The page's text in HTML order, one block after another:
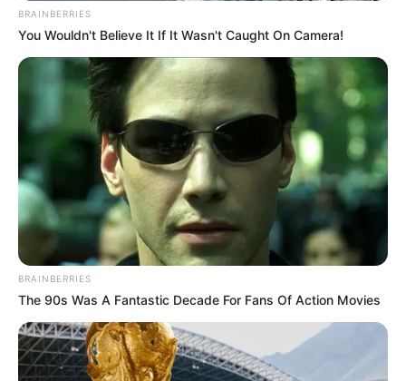
BRAINBERRIES
You Wouldn't Believe It If It Wasn't Caught On Camera!
BRAINBERRIES
The 90s Was A Fantastic Decade For Fans Of Action Movies